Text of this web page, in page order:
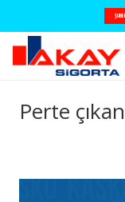
Perte